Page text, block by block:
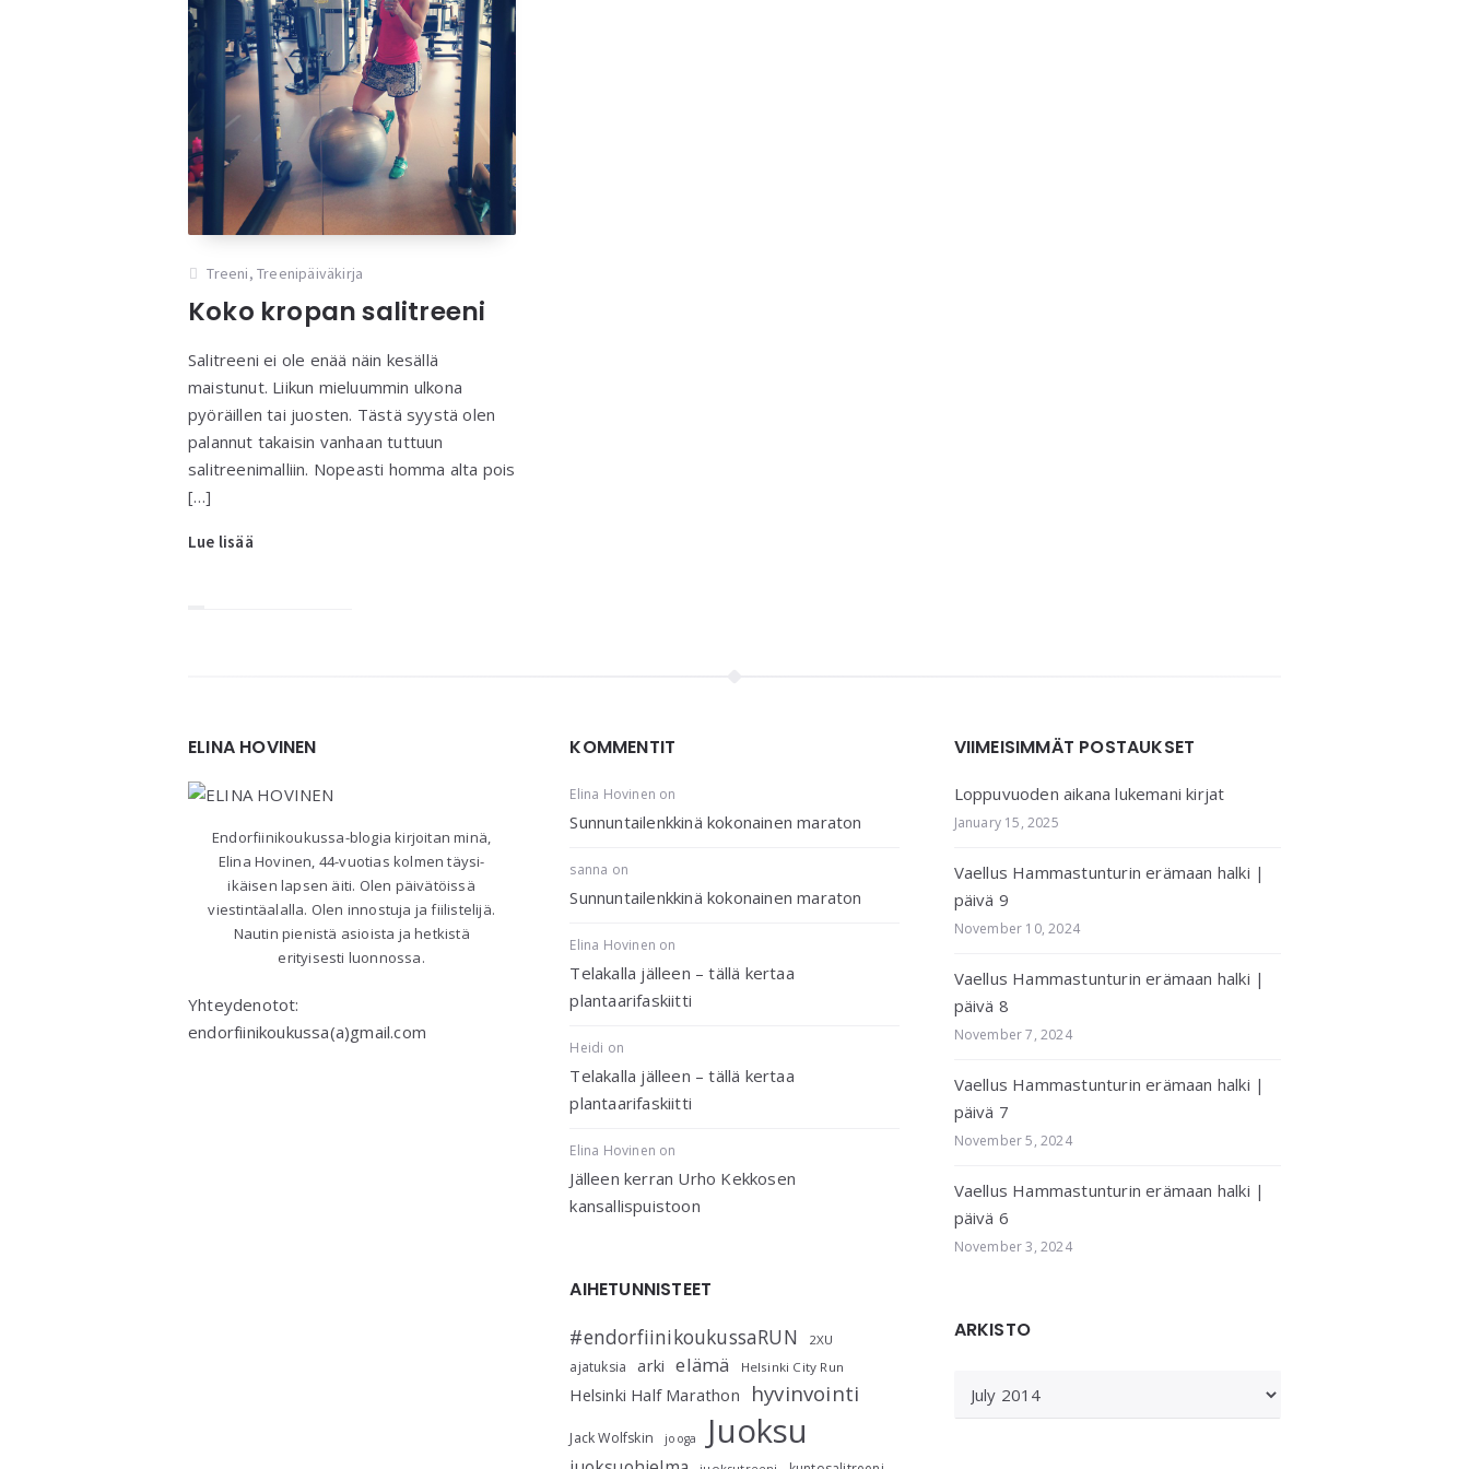
Treeni,Treenipäiväkirja
Koko kropan salitreeni
Salitreeni ei ole enää näin kesällä
maistunut. Liikun mieluummin ulkona
pyöräillen tai juosten. Tästä syystä olen
palannut takaisin vanhaan tuttuun
salitreenimalliin. Nopeasti homma alta pois
[…]
Lue lisää
ELINA HOVINEN
Endorfiinikoukussa-blogia kirjoitan minä,
Elina Hovinen, 44-vuotias kolmen täysi-
ikäisen lapsen äiti. Olen päivätöissä
viestintäalalla. Olen innostuja ja fiilistelijä.
Nautin pienistä asioista ja hetkistä
erityisesti luonnossa.
Yhteydenotot:
endorfiinikoukussa(a)gmail.com
KOMMENTIT
Elina Hovinen on
Sunnuntailenkkinä kokonainen maraton
sanna on
Sunnuntailenkkinä kokonainen maraton
Elina Hovinen on
Telakalla jälleen – tällä kertaa
plantaarifaskiitti
Heidi on
Telakalla jälleen – tällä kertaa
plantaarifaskiitti
Elina Hovinen on
Jälleen kerran Urho Kekkosen
kansallispuistoon
AIHETUNNISTEET
#endorfiinikoukussaRUN 2XU
ajatuksia arki elämä Helsinki City Run
Helsinki Half Marathon hyvinvointi
Jack Wolfskin jooga Juoksu
VIIMEISIMMÄT POSTAUKSET
Loppuvuoden aikana lukemani kirjat
January 15, 2025
Vaellus Hammastunturin erämaan halki |
päivä 9
November 10, 2024
Vaellus Hammastunturin erämaan halki |
päivä 8
November 7, 2024
Vaellus Hammastunturin erämaan halki |
päivä 7
November 5, 2024
Vaellus Hammastunturin erämaan halki |
päivä 6
November 3, 2024
ARKISTO